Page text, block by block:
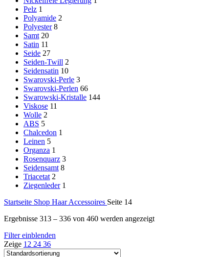
Pelz 1
Polyamide 2
Polyester 8
Samt 20
Satin 11
Seide 27
Seiden-Twill 2
Seidensatin 10
Swarovski-Perle 3
Swarovski-Perlen 66
Swarowski-Kristalle 144
Viskose 11
Wolle 2
ABS 5
Chalcedon 1
Leinen 5
Organza 1
Rosenquarz 3
Seidensamt 8
Triacetat 2
Ziegenleder 1
Startseite Shop Haar Accessoires Seite 14
Ergebnisse 313 – 336 von 460 werden angezeigt
Filter einblenden
Zeige 12 24 36